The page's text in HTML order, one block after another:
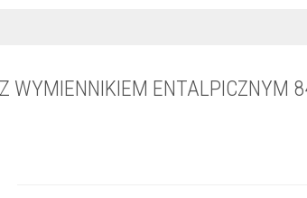
Z WYMIENNIKIEM